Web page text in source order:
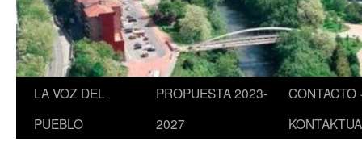
LA VOZ DEL
PUEBLO
PROPUESTA 2023-
2027
CONTACTO ·
KONTAKTUA